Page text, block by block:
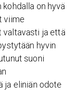
on hyvä
viime
valtavasti ja että
hyvin
suoni
ja eliniän odote